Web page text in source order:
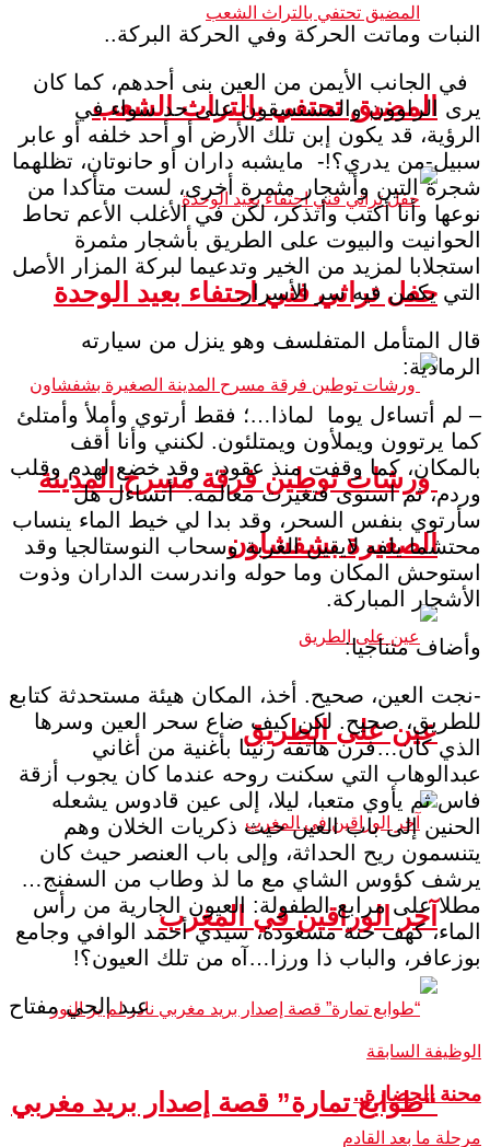
المضيق تحتفي بالتراث الشعب
حفل تراثي فني احتفاء بعيد الوحدة
ورشات توطين فرقة مسرح المدينة
الصغيرة بشفشاون
عين على الطريق
آخر الوراقين في المغرب
“طوابع تمارة” قصة إصدار بريد مغربي
النبات وماتت الحركة وفي الحركة البركة..
في الجانب الأيمن من العين بنى أحدهم، كما كان
يرى الراوون والمستسقون على حد سواء في
الرؤية، قد يكون إبن تلك الأرض أو أحد خلفه أو عابر
سبيل-من يدري؟!- مايشبه داران أو حانوتان، تظلهما
شجرة التين وأشجار مثمرة أخرى، لست متأكدا من
نوعها وأنا أكتب وأتذكر، لكن في الأغلب الأعم تحاط
الحوانيت والبيوت على الطريق بأشجار مثمرة
استجلابا لمزيد من الخير وتدعيما لبركة المزار الأصل
التي يكمن فيه سر الأسرار.
قال المتأمل المتفلسف وهو ينزل من سيارته
الرمادية:
– لم أتساءل يوما لماذا…؛ فقط أرتوي وأملأ وأمتلئ
كما يرتوون ويملأون ويمتلئون. لكنني وأنا أقف
بالمكان، كما وقفت منذ عقود، وقد خضع لهدم وقلب
وردم، ثم استوى فتغيرت معالمه. أتساءل هل
سأرتوي بنفس السحر، وقد بدا لي خيط الماء ينساب
محتشما يلفه لايقين الغربة وسحاب النوستالجيا وقد
استوحش المكان وما حوله واندرست الداران وذوت
الأشجار المباركة.
وأضاف متناجيا:
-نجت العين، صحيح. أخذ، المكان هيئة مستحدثة كتابع
للطريق، صحيح. لكن كيف ضاع سحر العين وسرها
الذي كان…فرن هاتفه رنينا بأغنية من أغاني
عبدالوهاب التي سكنت روحه عندما كان يجوب أزقة
فاس ثم يأوي متعبا، ليلا، إلى عين قادوس يشعله
الحنين إلى باب العين حيث ذكريات الخلان وهم
يتنسمون ريح الحداثة، وإلى باب العنصر حيث كان
يرشف كؤوس الشاي مع ما لذ وطاب من السفنج…
مطلا على مرابع الطفولة: العيون الجارية من رأس
الماء، كهف حنة مسعودة، سيدي أحمد الوافي وجامع
بوزعافر، والباب ذا ورزا…آه من تلك العيون؟!
عبد الحي مفتاح
الوظيفة السابقة
محنة الحضارة..
مرحلة ما بعد القادم